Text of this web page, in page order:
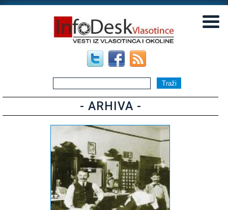
- ARHIVA -